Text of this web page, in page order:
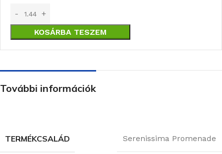
KOSÁRBA TESZEM
További információk
TERMÉKCSALÁD Serenissima Promenade